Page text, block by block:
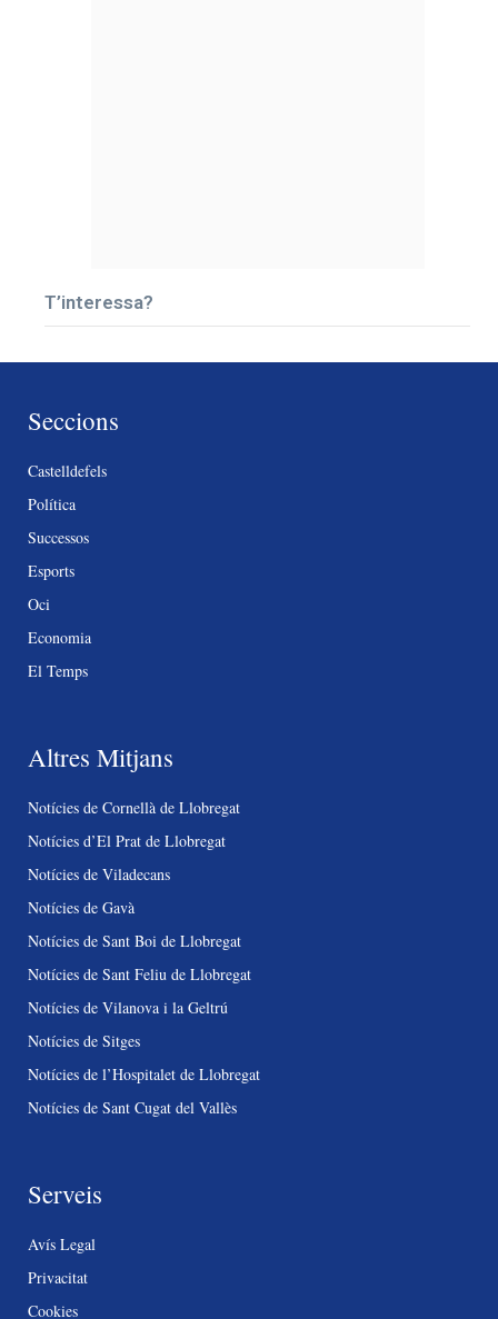
T’interessa?
Seccions
Castelldefels
Política
Successos
Esports
Oci
Economia
El Temps
Altres Mitjans
Notícies de Cornellà de Llobregat
Notícies d’El Prat de Llobregat
Notícies de Viladecans
Notícies de Gavà
Notícies de Sant Boi de Llobregat
Notícies de Sant Feliu de Llobregat
Notícies de Vilanova i la Geltrú
Notícies de Sitges
Notícies de l’Hospitalet de Llobregat
Notícies de Sant Cugat del Vallès
Serveis
Avís Legal
Privacitat
Cookies